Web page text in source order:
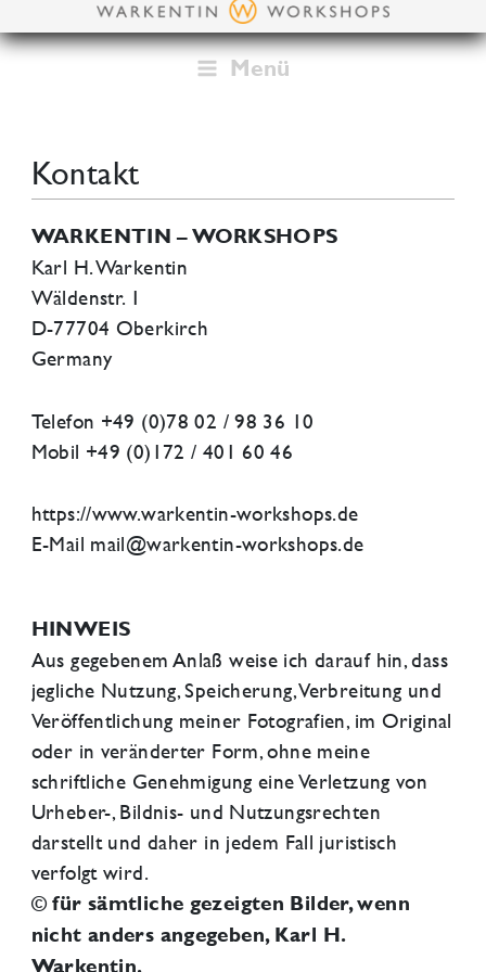
Inhalt
Menü
Kontakt
WARKENTIN – WORKSHOPS
Karl H. Warkentin
Wäldenstr. 1
D-77704 Oberkirch
Germany
Telefon +49 (0)78 02 / 98 36 10
Mobil +49 (0)172 / 401 60 46
https://www.warkentin-workshops.de
E-Mail mail@warkentin-workshops.de
HINWEIS
Aus gegebenem Anlaß weise ich darauf hin, dass
jegliche Nutzung, Speicherung, Verbreitung und
Veröffentlichung meiner Fotografien, im Original
oder in veränderter Form, ohne meine
schriftliche Genehmigung eine Verletzung von
Urheber-, Bildnis- und Nutzungsrechten
darstellt und daher in jedem Fall juristisch
verfolgt wird.
© für sämtliche gezeigten Bilder, wenn
nicht anders angegeben, Karl H.
Warkentin.